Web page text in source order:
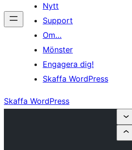
Nytt
Support
Om…
Mönster
Engagera dig!
Skaffa WordPress
Skaffa WordPress